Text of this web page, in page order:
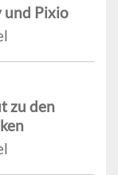
und Pixio
zu den